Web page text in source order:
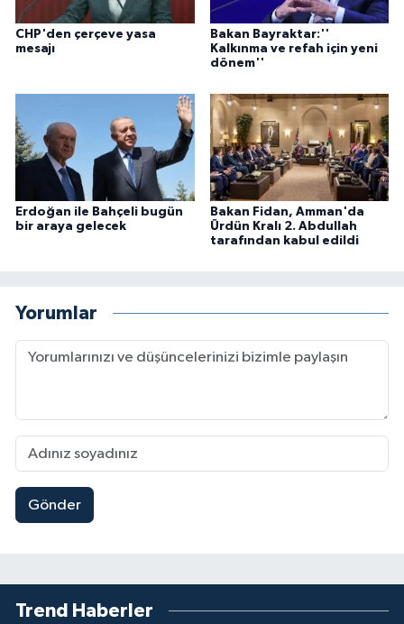
CHP'den çerçeve yasa
mesajı
Bakan Bayraktar:''
Kalkınma ve refah için yeni
dönem''
Erdoğan ile Bahçeli bugün
bir araya gelecek
Bakan Fidan, Amman'da
Ürdün Kralı 2. Abdullah
tarafından kabul edildi
Yorumlar
Gönder
Trend Haberler